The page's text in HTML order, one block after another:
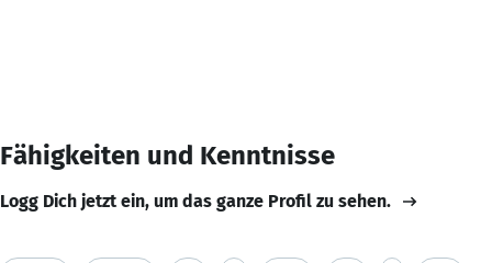
Fähigkeiten und Kenntnisse
Logg Dich jetzt ein, um das ganze Profil zu sehen.